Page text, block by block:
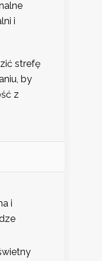
i
strefę
by
z
i